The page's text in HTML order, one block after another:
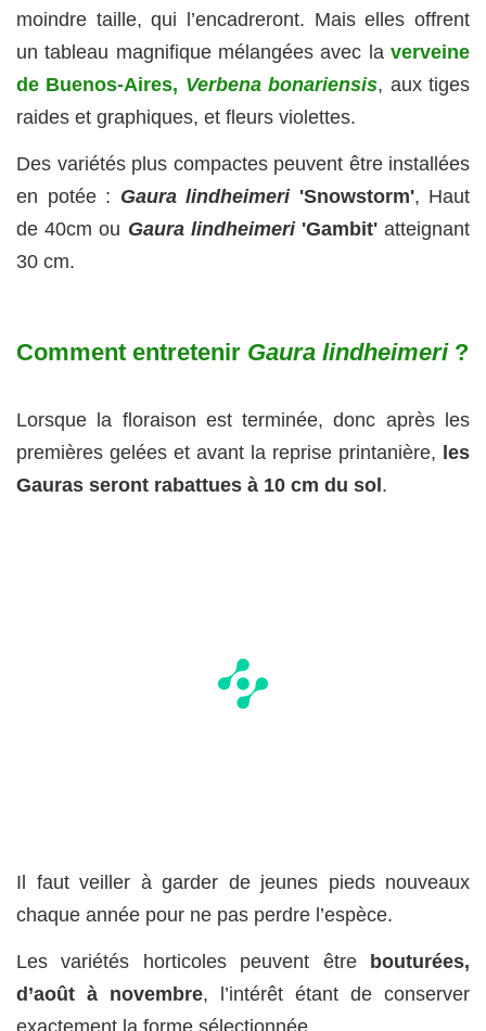
moindre taille, qui l’encadreront. Mais elles offrent
un tableau magnifique mélangées avec la verveine
de Buenos-Aires, Verbena bonariensis, aux tiges
raides et graphiques, et fleurs violettes.
Des variétés plus compactes peuvent être installées
en potée : Gaura lindheimeri'Snowstorm', Haut
de 40cm ou Gaura lindheimeri'Gambit'atteignant
30 cm.
Comment entretenir Gaura lindheimeri?
Lorsque la floraison est terminée, donc après les
premières gelées et avant la reprise printanière, les
Gauras seront rabattues à 10 cm du sol .
Il faut veiller à garder de jeunes pieds nouveaux
chaque année pour ne pas perdre l’espèce.
Les variétés horticoles peuvent être bouturées,
d’août à novembre, l’intérêt étant de conserver
exactement la forme sélectionnée.